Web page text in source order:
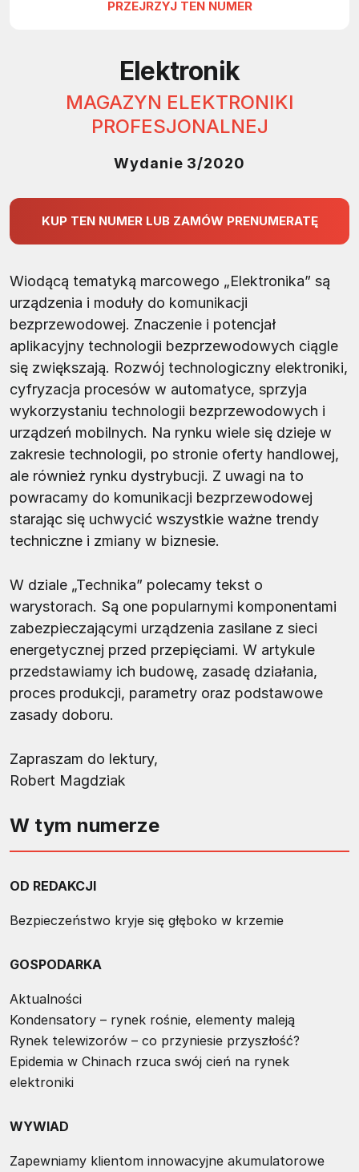
PRZEJRZYJ TEN NUMER
Elektronik
MAGAZYN ELEKTRONIKI
PROFESJONALNEJ
Wydanie 3/2020
KUP TEN NUMER LUB ZAMÓW PRENUMERATĘ
Wiodącą tematyką marcowego „Elektronika” są
urządzenia i moduły do komunikacji
bezprzewodowej. Znaczenie i potencjał
aplikacyjny technologii bezprzewodowych ciągle
się zwiększają. Rozwój technologiczny elektroniki,
cyfryzacja procesów w automatyce, sprzyja
wykorzystaniu technologii bezprzewodowych i
urządzeń mobilnych. Na rynku wiele się dzieje w
zakresie technologii, po stronie oferty handlowej,
ale również rynku dystrybucji. Z uwagi na to
powracamy do komunikacji bezprzewodowej
starając się uchwycić wszystkie ważne trendy
techniczne i zmiany w biznesie.
W dziale „Technika” polecamy tekst o
warystorach. Są one popularnymi komponentami
zabezpieczającymi urządzenia zasilane z sieci
energetycznej przed przepięciami. W artykule
przedstawiamy ich budowę, zasadę działania,
proces produkcji, parametry oraz podstawowe
zasady doboru.
Zapraszam do lektury,
Robert Magdziak
W tym numerze
OD REDAKCJI
Bezpieczeństwo kryje się głęboko w krzemie
GOSPODARKA
Aktualności
Kondensatory – rynek rośnie, elementy maleją
Rynek telewizorów – co przyniesie przyszłość?
Epidemia w Chinach rzuca swój cień na rynek
elektroniki
WYWIAD
Zapewniamy klientom innowacyjne akumulatorowe